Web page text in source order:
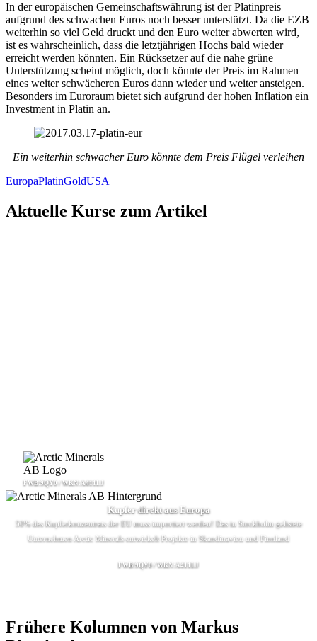
In der europäischen Gemeinschaftswährung ist der Platinpreis
aufgrund des schwachen Euros noch besser unterstützt. Da die EZB
weiterhin so viel Geld druckt und den Euro weiter abwerten wird,
ist es wahrscheinlich, dass die letztjährigen Hochs bald wieder
erreicht werden könnten. Ein Rücksetzer auf die nahe grüne
Unterstützung scheint möglich, doch könnte der Preis im Rahmen
eines weiter schwächeren Euros dann wieder und weiter ansteigen.
Besonders im Euroraum bietet sich aufgrund der hohen Inflation ein
Investment in Platin an.
Ein weiterhin schwacher Euro könnte dem Preis Flügel verleihen
EuropaPlatinGoldUSA
Aktuelle Kurse zum Artikel
FWB:9QY0 / WKN:A411LJ
Kupfer direkt aus Europa
50% des Kupferkonzentrats der EU muss importiert werden! Das in Stockholm gelistete
Unternehmen Arctic Minerals entwickelt Projekte in Skandinavien und Finnland
FWB:9QY0 / WKN:A411LJ
Frühere Kolumnen von Markus